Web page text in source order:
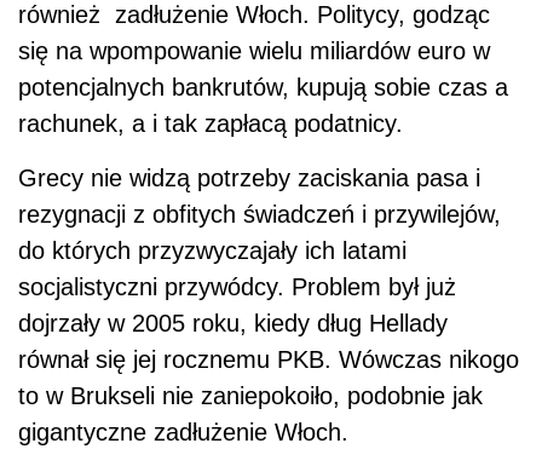
również zadłużenie Włoch. Politycy, godząc
się na wpompowanie wielu miliardów euro w
potencjalnych bankrutów, kupują sobie czas a
rachunek, a i tak zapłacą podatnicy.
Grecy nie widzą potrzeby zaciskania pasa i
rezygnacji z obfitych świadczeń i przywilejów,
do których przyzwyczajały ich latami
socjalistyczni przywódcy. Problem był już
dojrzały w 2005 roku, kiedy dług Hellady
równał się jej rocznemu PKB. Wówczas nikogo
to w Brukseli nie zaniepokoiło, podobnie jak
gigantyczne zadłużenie Włoch.